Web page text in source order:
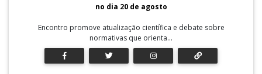
no dia 20 de agosto
Encontro promove atualização científica e debate sobre
normativas que orienta...